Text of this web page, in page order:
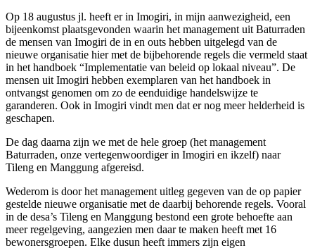
Op 18 augustus jl. heeft er in Imogiri, in mijn aanwezigheid, een
bijeenkomst plaatsgevonden waarin het management uit Baturraden
de mensen van Imogiri de in en outs hebben uitgelegd van de
nieuwe organisatie hier met de bijbehorende regels die vermeld staat
in het handboek “Implementatie van beleid op lokaal niveau”. De
mensen uit Imogiri hebben exemplaren van het handboek in
ontvangst genomen om zo de eenduidige handelswijze te
garanderen. Ook in Imogiri vindt men dat er nog meer helderheid is
geschapen.
De dag daarna zijn we met de hele groep (het management
Baturraden, onze vertegenwoordiger in Imogiri en ikzelf) naar
Tileng en Manggung afgereisd.
Wederom is door het management uitleg gegeven van de op papier
gestelde nieuwe organisatie met de daarbij behorende regels. Vooral
in de desa’s Tileng en Manggung bestond een grote behoefte aan
meer regelgeving, aangezien men daar te maken heeft met 16
bewonersgroepen. Elke dusun heeft immers zijn eigen